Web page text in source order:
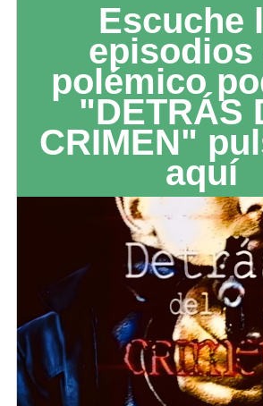
Escuche
episodios
polémico
"DETRÁS
CRIMEN"
aquí